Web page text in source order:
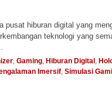
hiburan digital yang
teknologi yang
Gaming Hiburan Digital
Imersif Simulasi